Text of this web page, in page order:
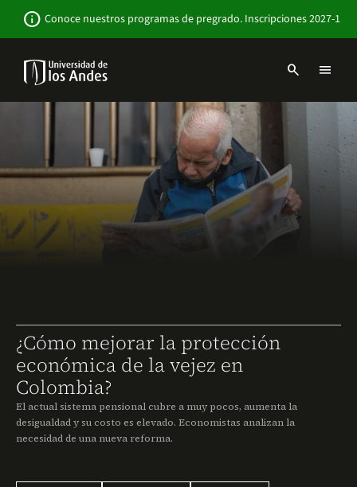
contenido
info Conoce nuestros programas de pregrado. Inscripciones 2027-1
Navbar
Institucional
search menu
¿Cómo mejorar la protección
económica de la vejez en
Colombia?
El actual sistema pensional cubre a muy pocos, aumenta la
desigualdad y su costo es elevado. Economistas analizan la
necesidad de una nueva reforma.